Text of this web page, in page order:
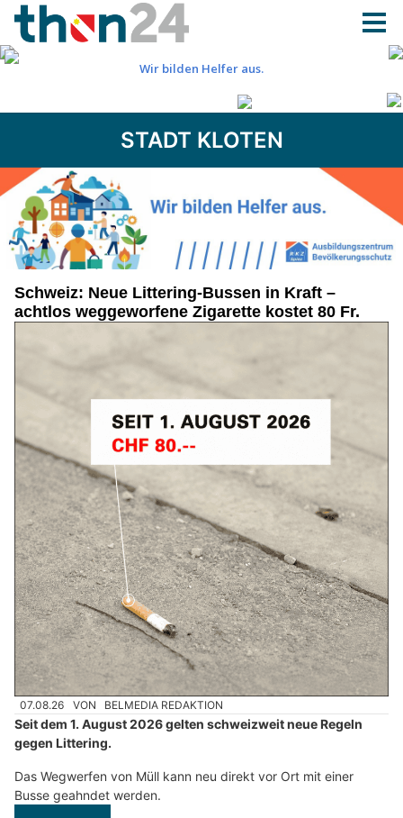
STADT KLOTEN
Schweiz: Neue Littering-Bussen in Kraft –
achtlos weggeworfene Zigarette kostet 80 Fr.
07.08.26 VON BELMEDIA REDAKTION
Seit dem 1. August 2026 gelten schweizweit neue Regeln
gegen Littering.
Das Wegwerfen von Müll kann neu direkt vor Ort mit einer
Busse geahndet werden.